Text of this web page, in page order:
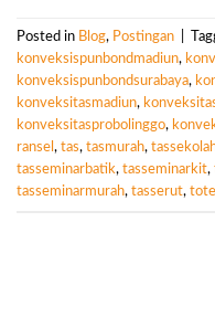
Posted in Blog, Postingan
konveksispunbondmadiun,
konveksispunbondsurabaya,
konveksitasmadiun,
konveksitasprobolinggo,
ransel , tas, tasmurah,
tasseminarbatik, tasseminarkit,
tasseminarmurah, tasserut,